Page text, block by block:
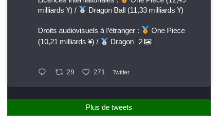
milliards ¥) /
Dragon Ball (11,33 milliards ¥)
Droits audiovisuels à l’étranger :
One Piece
(10,21 milliards ¥) /
Dragon 2
29 271 Twitter
Plus de tweets